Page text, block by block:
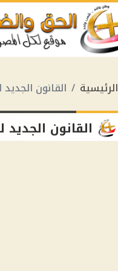
الرئيسية القانون
القانون